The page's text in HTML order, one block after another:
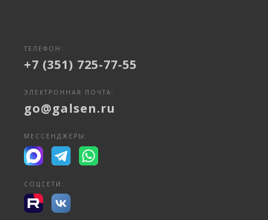
ТЕЛЕФОН:
+7 (351) 725-77-55
ЭЛЕКТРОННАЯ ПОЧТА:
go@galsen.ru
МЕССЕНДЖЕРЫ:
СОЦСЕТИ: